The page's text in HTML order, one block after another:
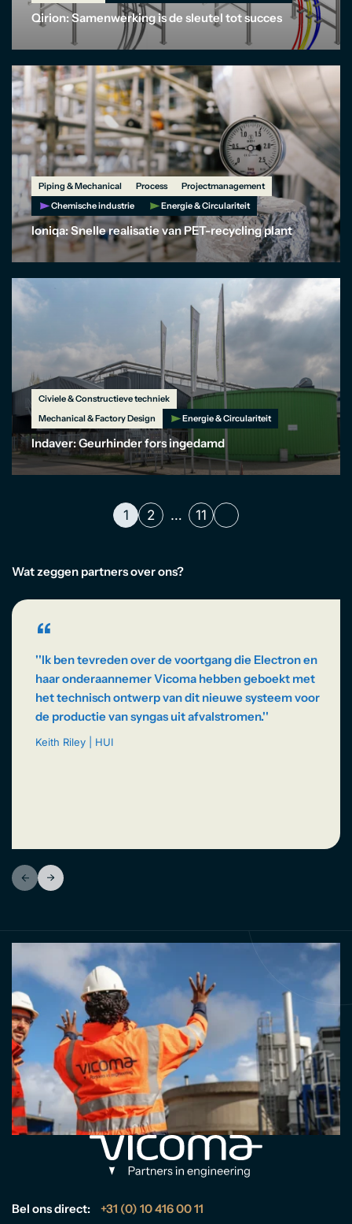
Qirion: Samenwerking is de sleutel tot succes
Piping & Mechanical Process
Projectmanagement
Chemische industrie
Energie & Circulariteit
Ioniqa: Snelle realisatie van PET-recycling plant
Civiele & Constructieve techniek
Mechanical & Factory Design
Energie & Circulariteit
Indaver: Geurhinder fors ingedamd
1 2 … 11
Wat zeggen partners over ons?
“
''Ik ben tevreden over de voortgang die Electron en
haar onderaannemer Vicoma hebben geboekt met
het technisch ontwerp van dit nieuwe systeem voor
de productie van syngas uit afvalstromen.''
Keith Riley | HUI
Bel ons direct:
+31 (0) 10 416 00 11